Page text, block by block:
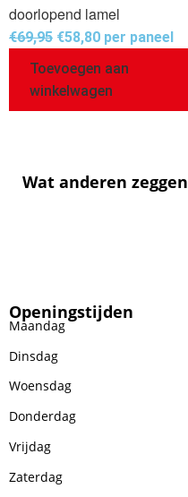
doorlopend lamel
€69,95 €58,80 per paneel
Toevoegen aan
winkelwagen
Wat anderen zeggen
Openingstijden
Maandag
Dinsdag
Woensdag
Donderdag
Vrijdag
Zaterdag